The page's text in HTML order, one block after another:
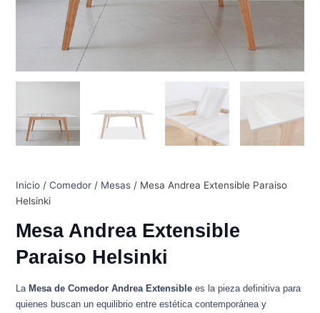
Inicio /Comedor / Mesas / Mesa Andrea Extensible Paraiso
Helsinki
Mesa Andrea Extensible
Paraiso Helsinki
La Mesa de Comedor Andrea Extensible es la pieza definitiva para
quienes buscan un equilibrio entre estética contemporánea y